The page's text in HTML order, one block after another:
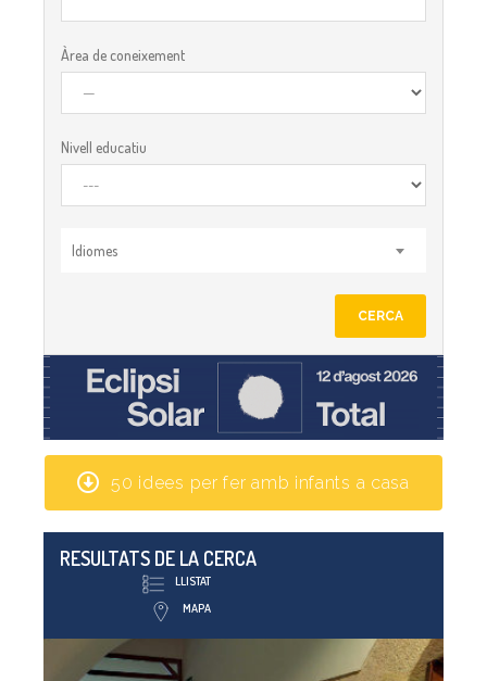
Àrea de coneixement
Nivell educatiu
Idiomes
CERCA
50 idees per fer amb infants a casa
RESULTATS DE LA CERCA
LLISTAT
MAPA